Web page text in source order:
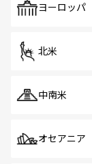
で、
ヨーロッパ
北米
中南米
オセアニア